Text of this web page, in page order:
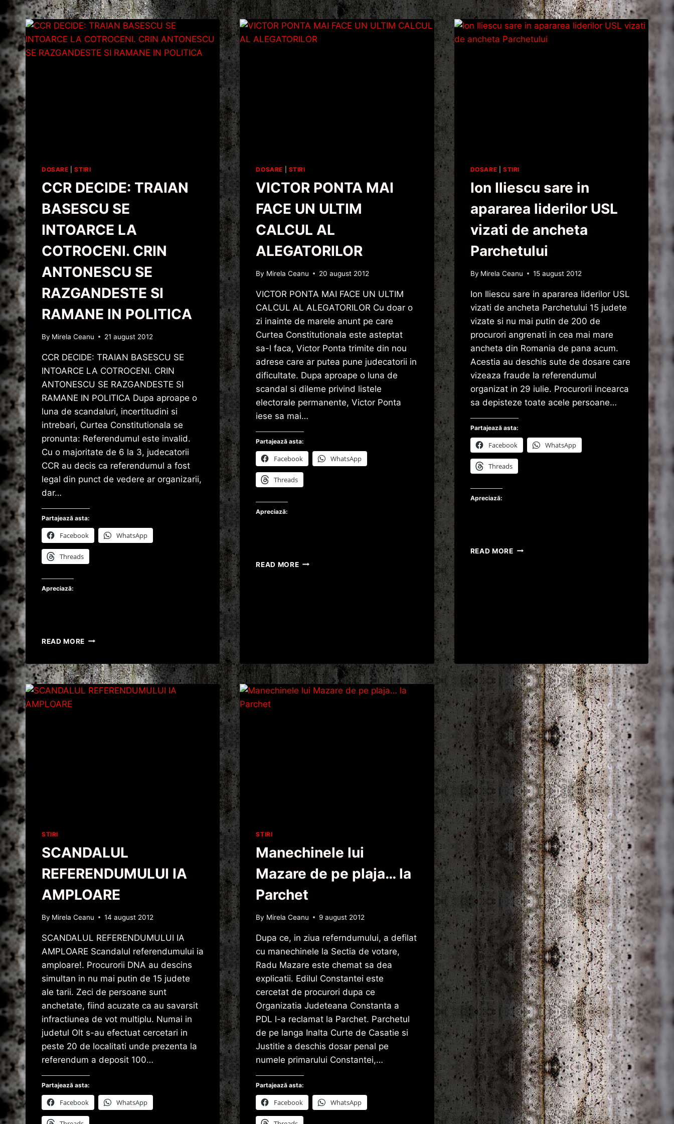
DOSARE |STIRI
CCR DECIDE: TRAIAN
BASESCU SE
INTOARCE LA
COTROCENI. CRIN
ANTONESCU SE
RAZGANDESTE SI
RAMANE IN POLITICA
By Mirela Ceanu 21 august 2012
CCR DECIDE: TRAIAN BASESCU SE
INTOARCE LA COTROCENI. CRIN
ANTONESCU SE RAZGANDESTE SI
RAMANE IN POLITICA Dupa aproape o
luna de scandaluri, incertitudini si
intrebari, Curtea Constitutionala se
pronunta: Referendumul este invalid.
Cu o majoritate de 6 la 3, judecatorii
CCR au decis ca referendumul a fost
legal din punct de vedere ar organizarii,
dar…
Partajează asta:
Facebook WhatsApp
Threads
Apreciază:
READ MORE CCR
BASESCU
SE
INTOARCE
DOSARE STIRI
VICTOR PONTA MAI
FACE UN ULTIM
CALCUL AL
ALEGATORILOR
By Mirela Ceanu 20 august 2012
VICTOR PONTA MAI FACE UN ULTIM
CALCUL AL ALEGATORILOR Cu doar o
zi inainte de marele anunt pe care
Curtea Constitutionala este asteptat
sa-l faca, Victor Ponta trimite din nou
adrese care ar putea pune judecatorii in
dificultate. Dupa aproape o luna de
scandal si dileme privind listele
electorale permanente, Victor Ponta
iese sa mai…
Partajează asta:
Facebook WhatsApp
Threads
Apreciază:
READ MOREVICTOR
DOSARE |STIRI
Ion Iliescu sare in
apararea liderilor USL
vizati de ancheta
Parchetului
By Mirela Ceanu 15 august 2012
Ion Iliescu sare in apararea liderilor USL
vizati de ancheta Parchetului 15 judete
vizate si nu mai putin de 200 de
procurori angrenati in cea mai mare
ancheta din Romania de pana acum.
Acestia au deschis sute de dosare care
vizeaza fraude la referendumul
organizat in 29 iulie. Procurorii incearca
sa depisteze toate acele persoane…
Partajează asta:
Facebook WhatsApp
Threads
Apreciază:
READ MOREION
STIRI
SCANDALUL
REFERENDUMULUI IA
AMPLOARE
By Mirela Ceanu 14 august 2012
SCANDALUL REFERENDUMULUI IA
AMPLOARE Scandalul referendumului ia
amploare!. Procurorii DNA au descins
simultan in nu mai putin de 15 judete
ale tarii. Zeci de persoane sunt
anchetate, fiind acuzate ca au savarsit
infractiunea de vot multiplu. Numai in
judetul Olt s-au efectuat cercetari in
peste 20 de localitati unde prezenta la
referendum a deposit 100…
Partajează asta:
Facebook WhatsApp
STIRI
Manechinele lui
Mazare de pe plaja… la
Parchet
By Mirela Ceanu 9 august 2012
Dupa ce, in ziua referndumului, a defilat
cu manechinele la Sectia de votare,
Radu Mazare este chemat sa dea
explicatii. Edilul Constantei este
cercetat de procurori dupa ce
Organizatia Judeteana Constanta a
PDL l-a reclamat la Parchet. Parchetul
de pe langa Inalta Curte de Casatie si
Justitie a deschis dosar penal pe
numele primarului Constantei,…
Partajează asta:
Facebook WhatsApp